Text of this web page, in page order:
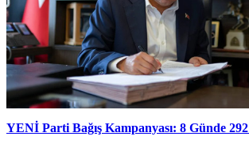
YENİ Parti Bağış Kampanyası: 8 Günde